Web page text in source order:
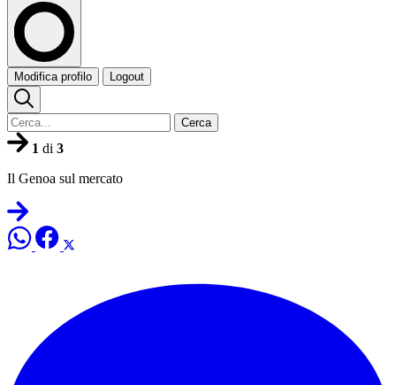
Modifica profilo Logout
Cerca
1 di 3
Il Genoa sul mercato